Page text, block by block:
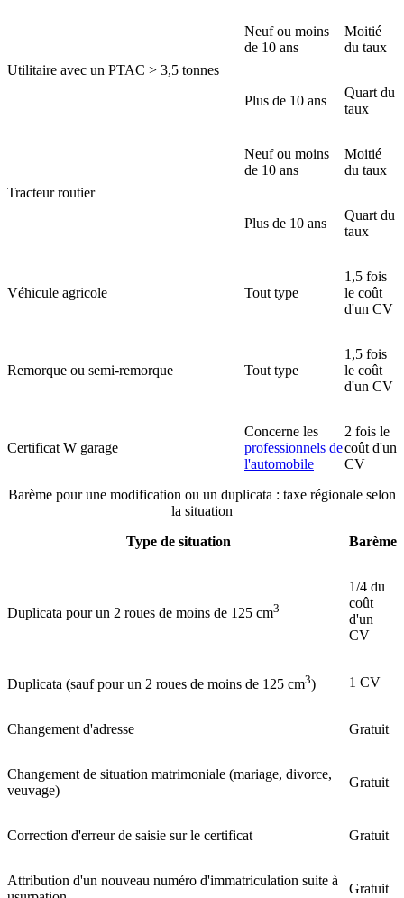
Utilitaire avec un PTAC > 3,5 tonnes
Neuf ou moins
de 10 ans
Moitié
du taux
Plus de 10 ans
Quart du
taux
Tracteur routier
Neuf ou moins
de 10 ans
Moitié
du taux
Plus de 10 ans
Quart du
taux
Véhicule agricole Tout type
1,5 fois
le coût
d'un CV
Remorque ou semi-remorque Tout type
1,5 fois
le coût
d'un CV
Certificat W garage
Concerne les
professionnels de
l'automobile
2 fois le
coût d'un
CV
Barème pour une modification ou un duplicata : taxe régionale selon
la situation
Type de situation
Barème
Duplicata pour un 2 roues de moins de 125 cm3
1/4 du
coût
d'un
CV
Duplicata (sauf pour un 2 roues de moins de 125 cm3) 1 CV
Changement d'adresse Gratuit
Changement de situation matrimoniale (mariage, divorce,
veuvage)
Gratuit
Correction d'erreur de saisie sur le certificat Gratuit
Attribution d'un nouveau numéro d'immatriculation suite à
Gratuit